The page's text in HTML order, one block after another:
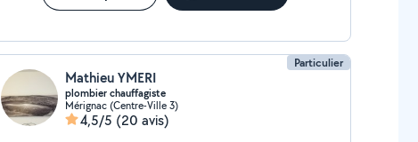
Particulier
Mathieu YMERI
plombier chauffagiste
Mérignac (Centre-Ville 3)
4,5/5 (20 avis)